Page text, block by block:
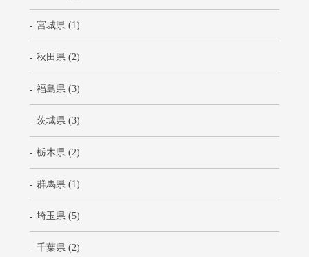
宮城県 (1)
秋田県 (2)
福島県 (3)
茨城県 (3)
栃木県 (2)
群馬県 (1)
埼玉県 (5)
千葉県 (2)